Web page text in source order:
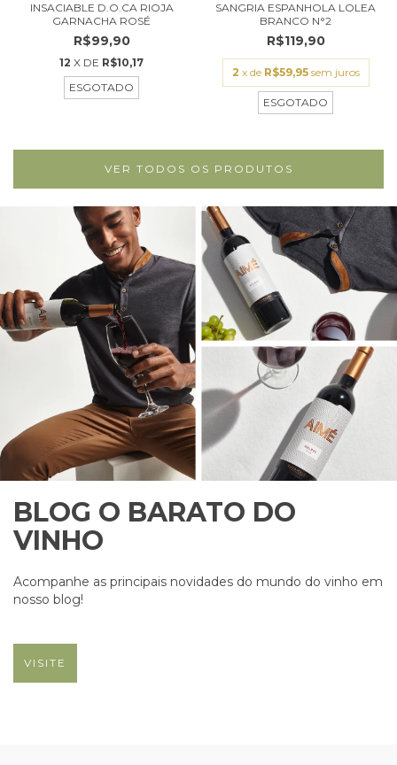
INSACIABLE D.O.CA RIOJA
GARNACHA ROSÉ
R$99,90
12 X DE R$10,17
ESGOTADO
SANGRIA ESPANHOLA LOLEA
BRANCO N°2
R$119,90
2 x de R$59,95 sem juros
ESGOTADO
VER TODOS OS PRODUTOS
BLOG O BARATO DO
VINHO
Acompanhe as principais novidades do mundo do vinho em
nosso blog!
VISITE